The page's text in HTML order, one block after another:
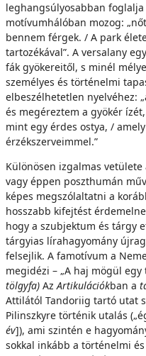
leghangsúlyosabban
motívumhálóban mozog:
bennem férgek. / A park
tartozékával”. A versalany
fák gyökereitől, s minél
személyes és történelmi
elbeszélhetetlen nyelvéhez:
és megéreztem a gyökér
mint egy érdes ostya, /
érzékszerveimmel.”
Különösen izgalmas
vagy éppen poszthumán
képes megszólaltatni a
hosszabb kifejtést
hogy a szubjektum és tárgy
tárgyias lírahagyomány
felsejlik. A famotívum a
megidézi – „A haj mögül
tölgyfa) AzArtikulációkban a
Attilától Tandoriig tartó utat
Pilinszkyre történik utalás
év]), ami szintén e
sokkal inkább a történelmi